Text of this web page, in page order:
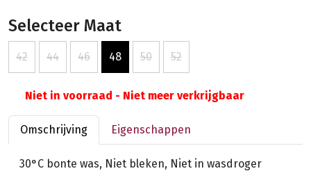
Selecteer Maat
42 44 46 48 50 52
Niet in voorraad - Niet meer verkrijgbaar
Omschrijving Eigenschappen
30°C bonte was, Niet bleken, Niet in wasdroger